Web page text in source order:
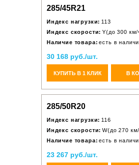
285/45R21
Индекс нагрузки: 113
Индекс скорости: Y(до 300 км/
Наличие товара: есть в
30 168 руб./шт.
КУПИТЬ В 1 КЛИК В
285/50R20
Индекс нагрузки: 116
Индекс скорости: W(до 270
Наличие товара: есть в
23 267 руб./шт.